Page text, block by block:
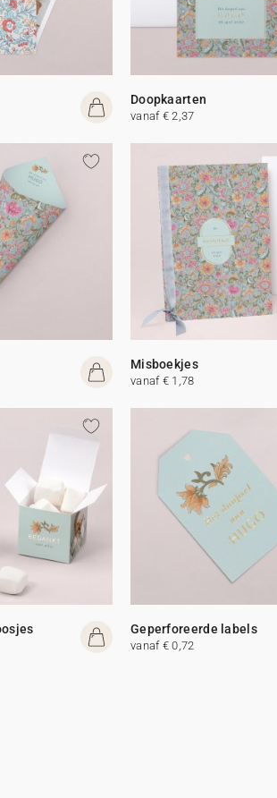
Doopkaarten
vanaf € 2,37
Misboekjes
vanaf € 1,78
Geperforeerde labels
vanaf € 0,72